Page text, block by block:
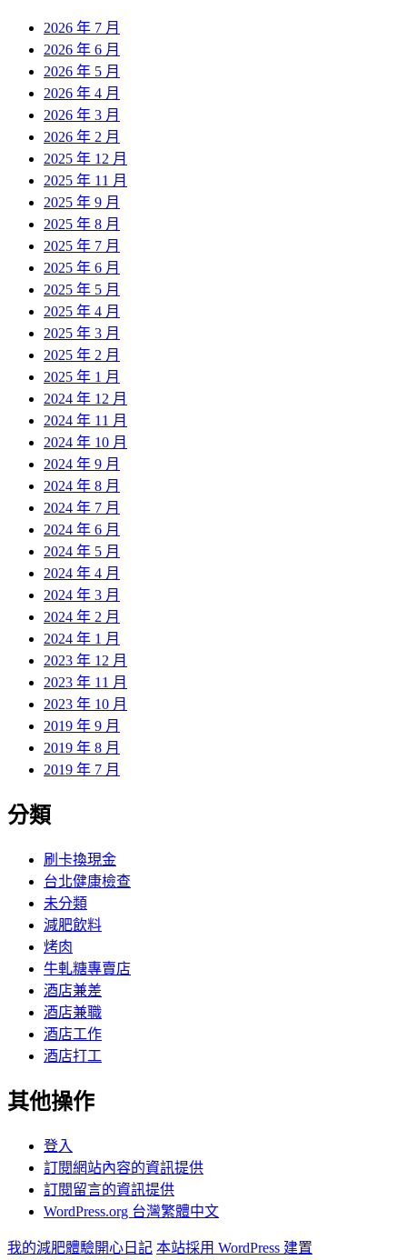
2026 年 7 月
2026 年 6 月
2026 年 5 月
2026 年 4 月
2026 年 3 月
2026 年 2 月
2025 年 12 月
2025 年 11 月
2025 年 9 月
2025 年 8 月
2025 年 7 月
2025 年 6 月
2025 年 5 月
2025 年 4 月
2025 年 3 月
2025 年 2 月
2025 年 1 月
2024 年 12 月
2024 年 11 月
2024 年 10 月
2024 年 9 月
2024 年 8 月
2024 年 7 月
2024 年 6 月
2024 年 5 月
2024 年 4 月
2024 年 3 月
2024 年 2 月
2024 年 1 月
2023 年 12 月
2023 年 11 月
2023 年 10 月
2019 年 9 月
2019 年 8 月
2019 年 7 月
分類
刷卡換現金
台北健康檢查
未分類
減肥飲料
烤肉
牛軋糖專賣店
酒店兼差
酒店兼職
酒店工作
酒店打工
其他操作
登入
訂閱網站內容的資訊提供
訂閱留言的資訊提供
WordPress.org 台灣繁體中文
我的減肥體驗開心日記 本站採用 WordPress 建置